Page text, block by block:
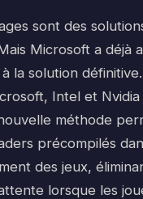
sont des
Microsoft a déjà
la solution
Intel et
méthode
précompilés
des jeux,
lorsque les